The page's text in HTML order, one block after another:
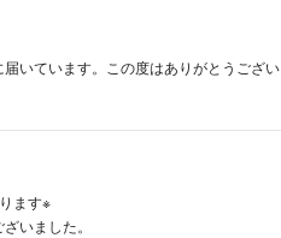
いています。この度はありがとうござ
ます※
いました。